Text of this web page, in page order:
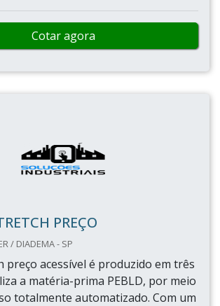
Cotar agora
PREÇO
/ DIADEMA - SP
preço acessível é produzido em três
a matéria-prima PEBLD, por meio
totalmente automatizado. Com um